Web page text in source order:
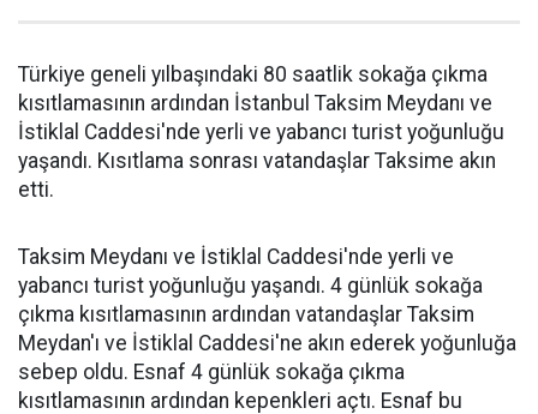
Türkiye geneli yılbaşındaki 80 saatlik sokağa çıkma
kısıtlamasının ardından İstanbul Taksim Meydanı ve
İstiklal Caddesi'nde yerli ve yabancı turist yoğunluğu
yaşandı. Kısıtlama sonrası vatandaşlar Taksime akın
etti.
Taksim Meydanı ve İstiklal Caddesi'nde yerli ve
yabancı turist yoğunluğu yaşandı. 4 günlük sokağa
çıkma kısıtlamasının ardından vatandaşlar Taksim
Meydan'ı ve İstiklal Caddesi'ne akın ederek yoğunluğa
sebep oldu. Esnaf 4 günlük sokağa çıkma
kısıtlamasının ardından kepenkleri açtı. Esnaf bu